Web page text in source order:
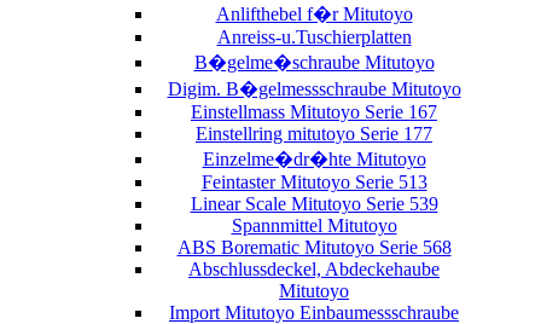
Anlifthebel f�r Mitutoyo
Anreiss-u.Tuschierplatten
B�gelme�schraube Mitutoyo
Digim. B�gelmessschraube Mitutoyo
Einstellmass Mitutoyo Serie 167
Einstellring mitutoyo Serie 177
Einzelme�dr�hte Mitutoyo
Feintaster Mitutoyo Serie 513
Linear Scale Mitutoyo Serie 539
Spannmittel Mitutoyo
ABS Borematic Mitutoyo Serie 568
Abschlussdeckel, Abdeckehaube
Mitutoyo
Import Mitutoyo Einbaumessschraube